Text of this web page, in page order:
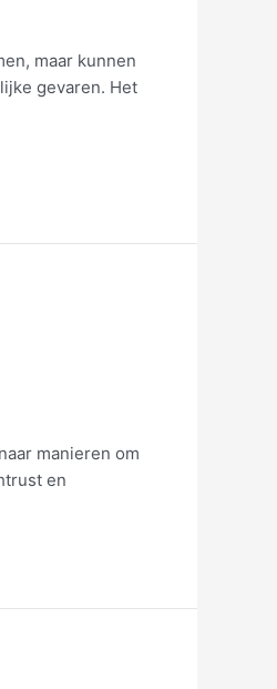
maar kunnen
gevaren. Het
manieren om
en